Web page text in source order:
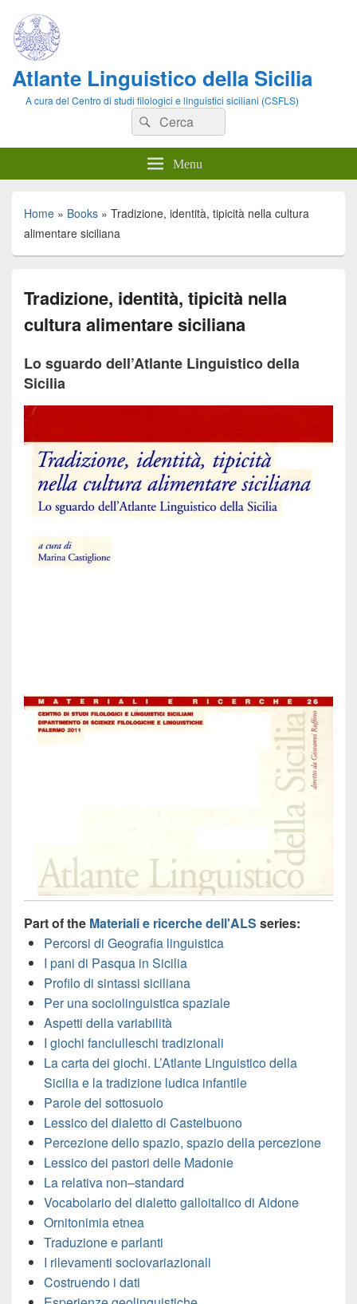
Atlante Linguistico della Sicilia
A cura del Centro di studi filologici e linguistici siciliani (CSFLS)
Cerca:Cerca
Menu
Home » Books » Tradizione, identità, tipicità nella cultura
alimentare siciliana
Tradizione, identità, tipicità nella
cultura alimentare siciliana
Lo sguardo dell’Atlante Linguistico della
Sicilia
Part of the Materiali e ricerche dell'ALS series:
Percorsi di Geografia linguistica
I pani di Pasqua in Sicilia
Profilo di sintassi siciliana
Per una sociolinguistica spaziale
Aspetti della variabilità
I giochi fanciulleschi tradizionali
La carta dei giochi. L’Atlante Linguistico della
Sicilia e la tradizione ludica infantile
Parole del sottosuolo
Lessico del dialetto di Castelbuono
Percezione dello spazio, spazio della percezione
Lessico dei pastori delle Madonie
La relativa non–standard
Vocabolario del dialetto galloitalico di Aidone
Ornitonimia etnea
Traduzione e parlanti
I rilevamenti sociovariazionali
Costruendo i dati